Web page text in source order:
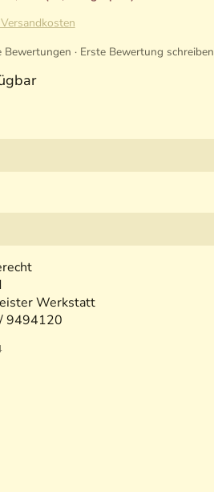
Bewertungen · Erste Bewertung schreiben
Werkstatt
9494120